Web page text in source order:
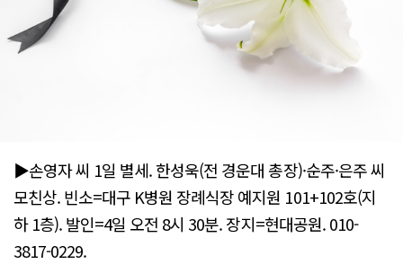
▶손영자 씨 1일 별세. 한성욱(전 경운대 총장)·순주·은주 씨
모친상. 빈소=대구 K병원 장례식장 예지원 101+102호(지
하 1층). 발인=4일 오전 8시 30분. 장지=현대공원. 010-
3817-0229.